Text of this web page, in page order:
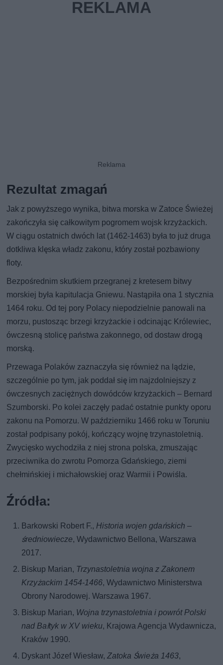
Rezultat zmagań
Jak z powyższego wynika, bitwa morska w Zatoce Świeżej
zakończyła się całkowitym pogromem wojsk krzyżackich.
W ciągu ostatnich dwóch lat (1462-1463) była to już druga
dotkliwa klęska władz zakonu, który został pozbawiony
floty.
Bezpośrednim skutkiem przegranej z kretesem bitwy
morskiej była kapitulacja Gniewu. Nastąpiła ona 1 stycznia
1464 roku. Od tej pory Polacy niepodzielnie panowali na
morzu, pustosząc brzegi krzyżackie i odcinając Królewiec,
ówczesną stolicę państwa zakonnego, od dostaw drogą
morską.
Przewaga Polaków zaznaczyła się również na lądzie,
szczególnie po tym, jak poddał się im najzdolniejszy z
ówczesnych zaciężnych dowódców krzyżackich – Bernard
Szumborski. Po kolei zaczęły padać ostatnie punkty oporu
zakonu na Pomorzu. W październiku 1466 roku w Toruniu
został podpisany pokój, kończący wojnę trzynastoletnią.
Zwycięsko wychodziła z niej strona polska, zmuszając
przeciwnika do zwrotu Pomorza Gdańskiego, ziemi
chełmińskiej i michałowskiej oraz Warmii i Powiśla.
Źródła:
Barkowski Robert F.,Historia wojen gdańskich –
średniowiecze, Wydawnictwo Bellona, Warszawa
2017.
Biskup Marian, Trzynastoletnia wojna z Zakonem
Krzyżackim 1454-1466, Wydawnictwo Ministerstwa
Obrony Narodowej. Warszawa 1967.
Biskup Marian, Wojna trzynastoletnia i powrót Polski
nad Bałtyk w XV wieku, Krajowa Agencja Wydawnicza,
Kraków 1990.
Dyskant Józef Wiesław,Zatoka Świeża 1463,